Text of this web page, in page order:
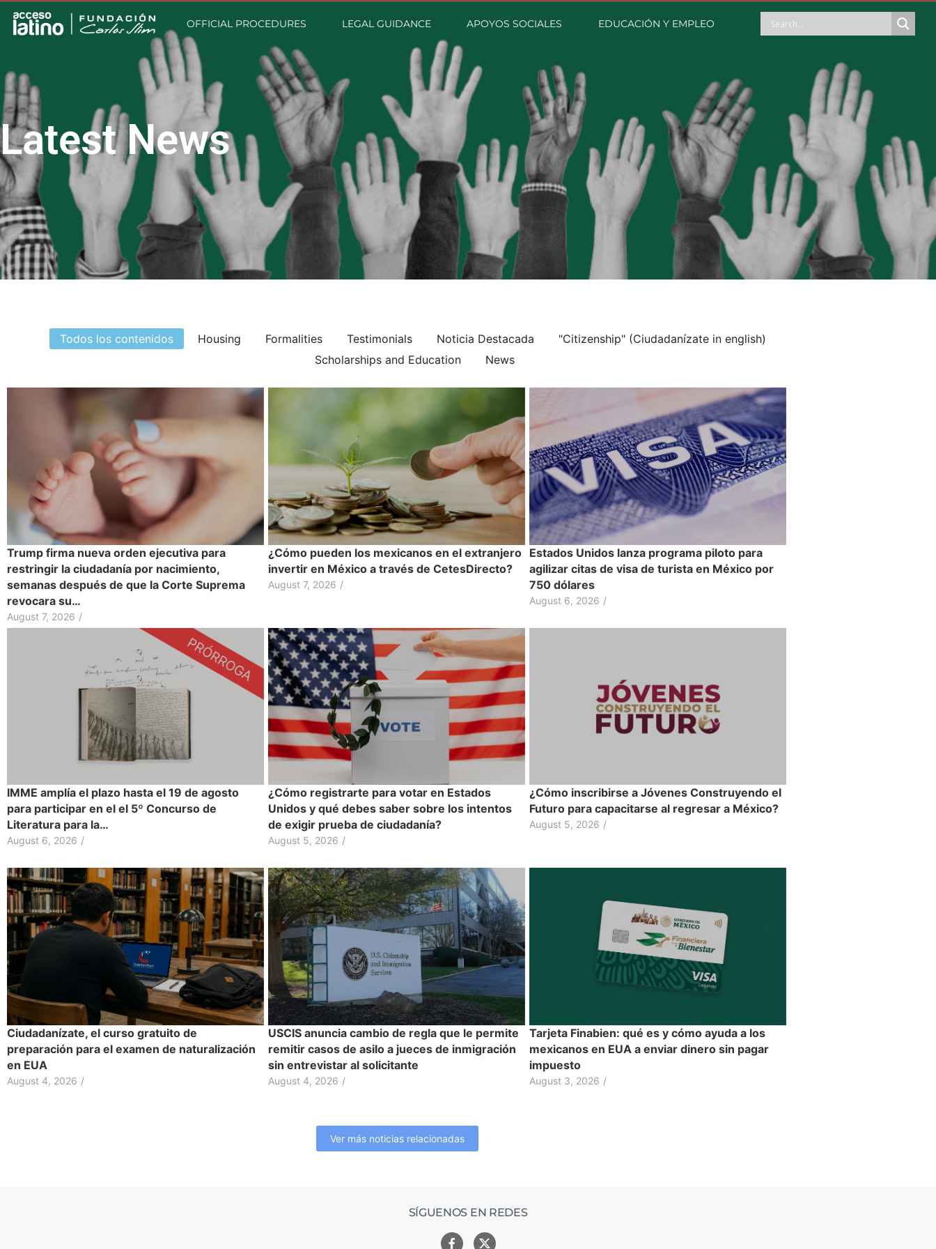
OFFICIAL PROCEDURES LEGAL GUIDANCE APOYOS SOCIALES EDUCACIÓN Y EMPLEO
Latest News
Todos los contenidos Housing Formalities Testimonials Noticia Destacada
"Citizenship" (Ciudadanízate in english)
Scholarships and Education
News
Trump firma nueva orden ejecutiva para
restringir la ciudadanía por nacimiento,
semanas después de que la Corte Suprema
revocara su…
August 7, 2026 /
¿Cómo pueden los mexicanos en el extranjero
invertir en México a través de CetesDirecto?
August 7, 2026 /
Estados Unidos lanza programa piloto para
agilizar citas de visa de turista en México por
750 dólares
August 6, 2026 /
IMME amplía el plazo hasta el 19 de agosto
para participar en el el 5º Concurso de
Literatura para la…
August 6, 2026 /
¿Cómo registrarte para votar en Estados
Unidos y qué debes saber sobre los intentos
de exigir prueba de ciudadanía?
August 5, 2026 /
¿Cómo inscribirse a Jóvenes Construyendo el
Futuro para capacitarse al regresar a México?
August 5, 2026 /
Ciudadanízate, el curso gratuito de
preparación para el examen de naturalización
en EUA
August 4, 2026 /
USCIS anuncia cambio de regla que le permite
remitir casos de asilo a jueces de inmigración
sin entrevistar al solicitante
August 4, 2026 /
Tarjeta Finabien: qué es y cómo ayuda a los
mexicanos en EUA a enviar dinero sin pagar
impuesto
August 3, 2026 /
Ver más noticias relacionadas
SÍGUENOS EN REDES